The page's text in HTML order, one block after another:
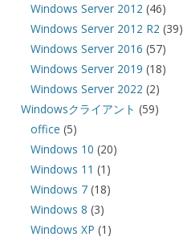
Windows Server 2012 (46)
Windows Server 2012 R2 (39)
Windows Server 2016 (57)
Windows Server 2019 (18)
Windows Server 2022 (2)
Windowsクライアント (59)
office (5)
Windows 10 (20)
Windows 11 (1)
Windows 7 (18)
Windows 8 (3)
Windows XP (1)